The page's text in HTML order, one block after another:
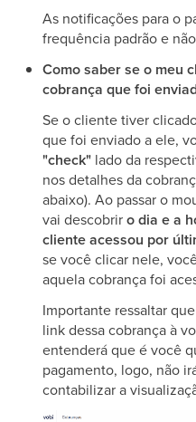
As notificações para o
frequência padrão e
Como saber se o meu
cobrança que foi
Se o cliente tiver
que foi enviado a ele,
"check" lado da
nos detalhes da
abaixo). Ao passar o
vai descobriro dia e a
cliente acessou por
se você clicar nele,
aquela cobrança foi
Importante ressaltar
link dessa cobrança à
entenderá que é você
pagamento, logo, não
contabilizar a